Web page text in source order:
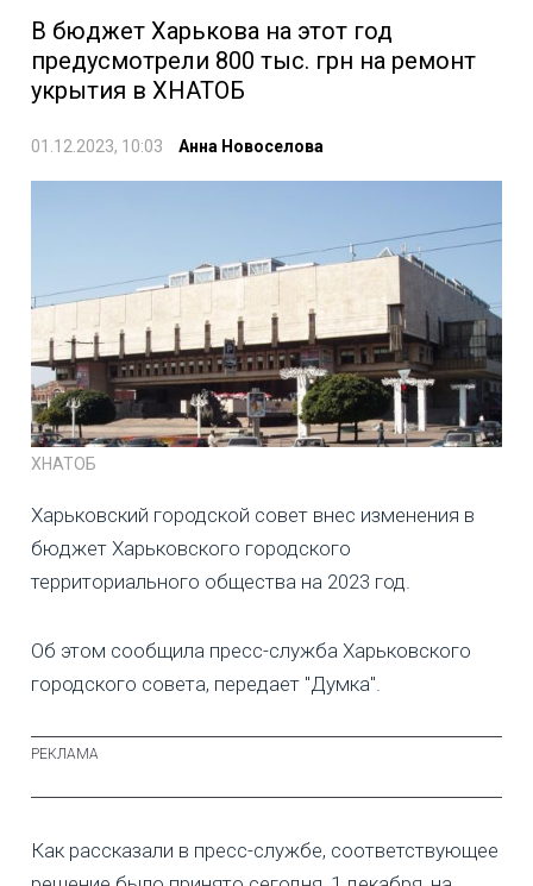
В бюджет Харькова на этот год
предусмотрели 800 тыс. грн на ремонт
укрытия в ХНАТОБ
01.12.2023, 10:03 Анна Новоселова
ХНАТОБ
Харьковский городской совет внес изменения в
бюджет Харьковского городского
территориального общества на 2023 год.
Об этом сообщила пресс-служба Харьковского
городского совета, передает "Думка".
Как рассказали в пресс-службе, соответствующее